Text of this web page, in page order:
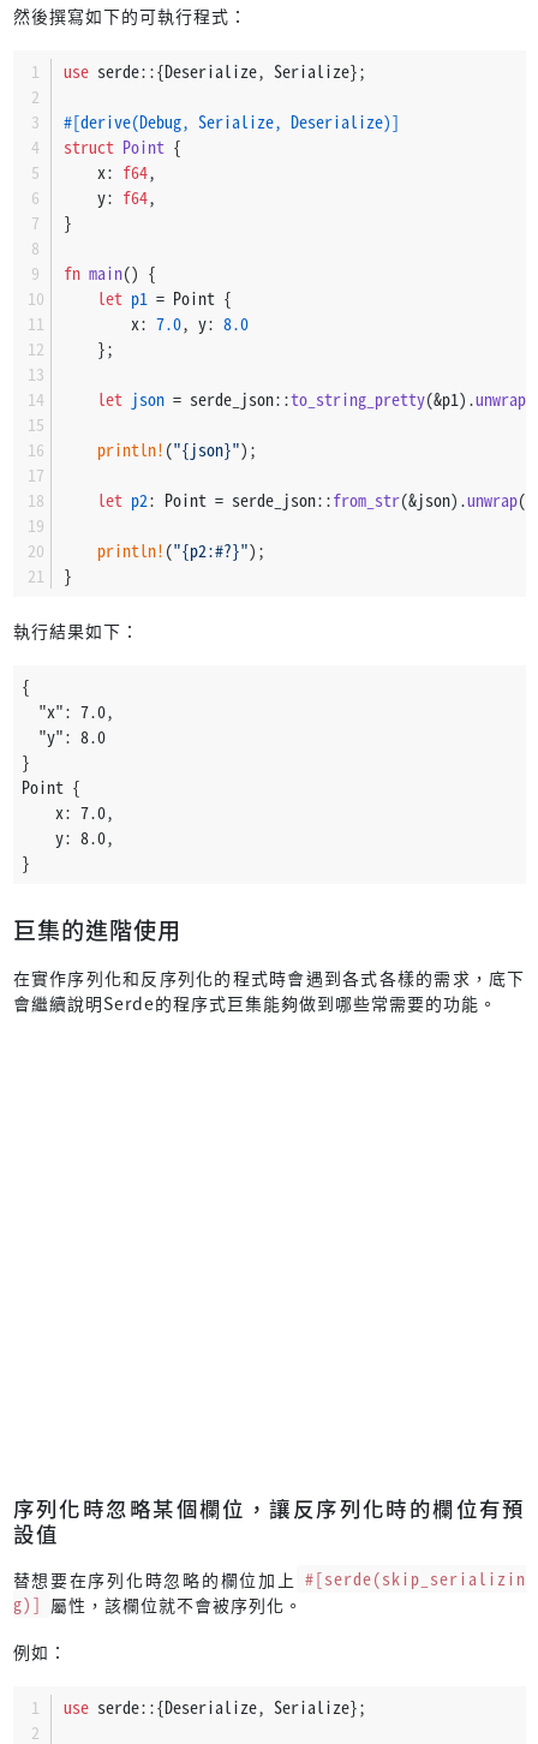
然後撰寫如下的可執行程式：
use serde::{Deserialize, Serialize};
#[derive(Debug, Serialize, Deserialize)]
struct Point {
    x:
f64,
    y:
f64,
}
fn main() {
let p1 = Point {
        x:
7.0, y: 8.0
    };
let json = serde_json::to_string_pretty(&p1).unwrap
println! ("{json}");
let p2: Point = serde_json::from_str(&json).unwrap
println! ("{p2:#?}");
}
執行結果如下：
{
  "x": 7.0,
  "y": 8.0
}
Point {
    x: 7.0,
    y: 8.0,
}
巨集的進階使用
在實作序列化和反序列化的程式時會遇到各式各樣的需求，底下
會繼續說明Serde的程序式巨集能夠做到哪些常需要的功能。
序列化時忽略某個欄位，讓反序列化時的欄位有預
設值
替想要在序列化時忽略的欄位加上 #[serde(skip_serializin
g)] 屬性，該欄位就不會被序列化。
例如：
use serde::{Deserialize, Serialize};